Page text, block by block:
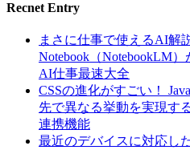
Recnet Entry
まさに仕事で使えるAI解
Notebook（NotebookLM
AI仕事最速大全
CSSの進化がすごい！
先で異なる挙動を実現す
連携機能
最近のデバイスに対応し